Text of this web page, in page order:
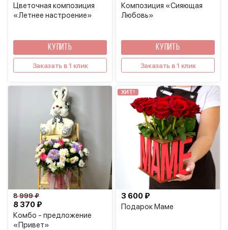
Цветочная композиция
«Летнее настроение»
КУПИТЬ
Заказать в 1 клик
Композиция «Сияющая
Любовь»
КУПИТЬ
Заказать в 1 клик
Комбо - предложение
«Привет»
8 370 ₽
8 999 ₽
ХИТ!
Подарок Маме
3 600 ₽